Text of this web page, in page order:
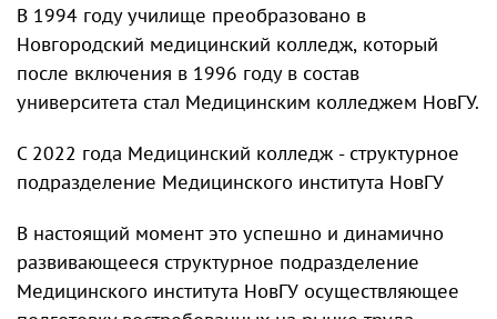
В 1994 году училище преобразовано в
Новгородский медицинский колледж, который
после включения в 1996 году в состав
университета стал Медицинским колледжем НовГУ.
С 2022 года Медицинский колледж - структурное
подразделение Медицинского института НовГУ
В настоящий момент это успешно и динамично
развивающееся структурное подразделение
Медицинского института НовГУ осуществляющее